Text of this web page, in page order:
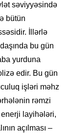
səviyyəsində
bütün
İllərlə
bu gün
yurduna
edir. Bu gün
işləri məhz
rəmzi
enerji layihələri,
açılması –